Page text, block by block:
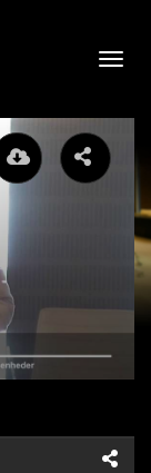
Åbn